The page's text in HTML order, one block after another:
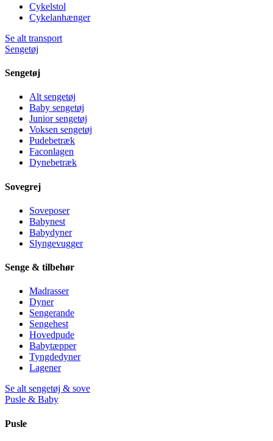
Cykelstol
Cykelanhænger
Se alt transport
Sengetøj
Sengetøj
Alt sengetøj
Baby sengetøj
Junior sengetøj
Voksen sengetøj
Pudebetræk
Faconlagen
Dynebetræk
Sovegrej
Soveposer
Babynest
Babydyner
Slyngevugger
Senge & tilbehør
Madrasser
Dyner
Sengerande
Sengehest
Hovedpude
Babytæpper
Tyngdedyner
Lagener
Se alt sengetøj & sove
Pusle & Baby
Pusle